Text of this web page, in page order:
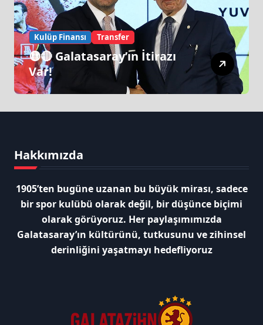
Kulüp Finansı Transfer
🟡🔴 Galatasaray’ın İtirazı
Var!
Hakkımızda
1905’ten bugüne uzanan bu büyük mirası, sadece
bir spor kulübü olarak değil, bir düşünce biçimi
olarak görüyoruz. Her paylaşımımızda
Galatasaray’ın kültürünü, tutkusunu ve zihinsel
derinliğini yaşatmayı hedefliyoruz